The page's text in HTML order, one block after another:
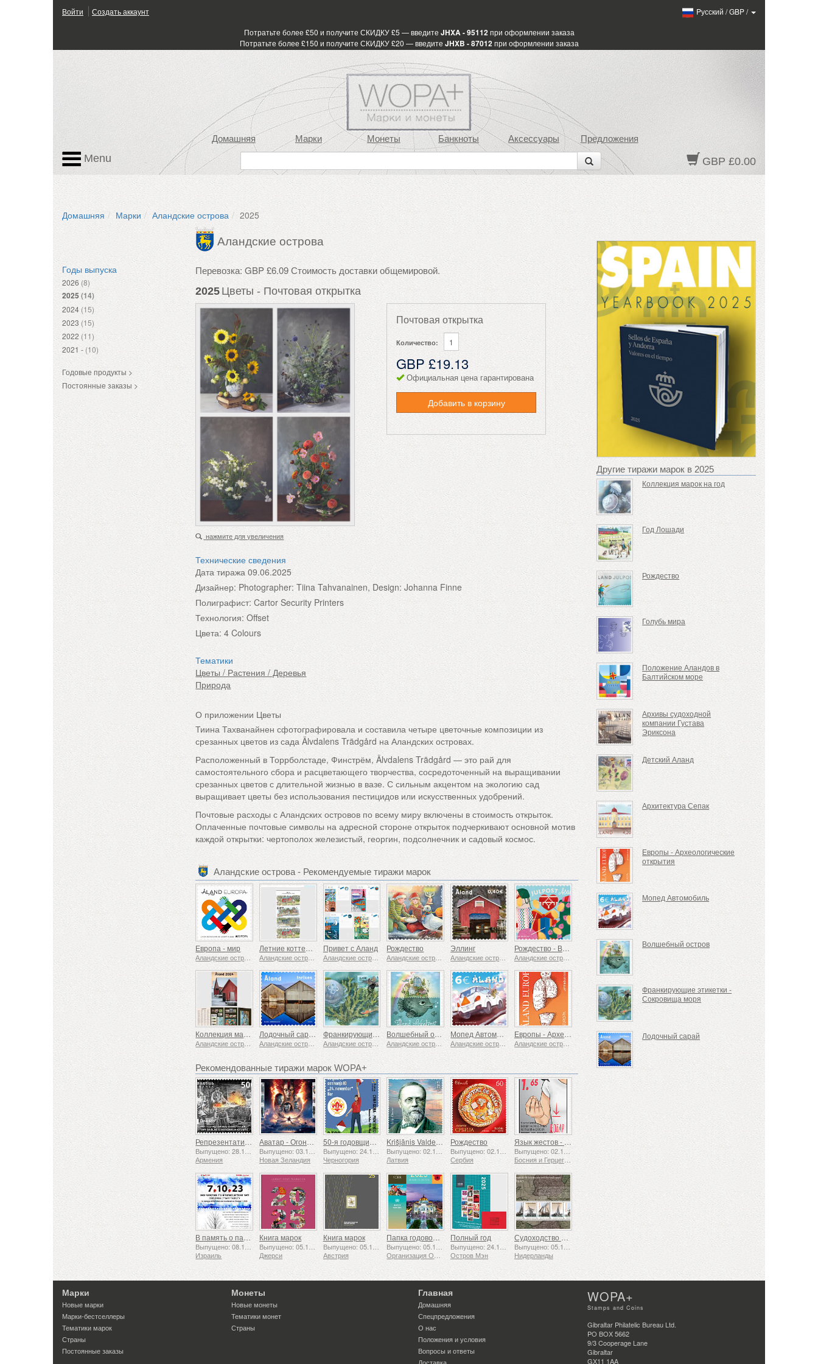
Войти Создать аккаунт Pусский /GBP/
Потратьте более £50 и получите СКИДКУ £5 — введите JHXA - 95112 при оформлении заказа
Потратьте более £150 и получите СКИДКУ £20 — введите JHXB - 87012 при оформлении заказа
Домашняя Марки Монеты Банкноты Аксессуары Предложения
GBP £0.00
Menu
Домашняя Марки Аландские острова 2025
Годы выпуска
2026 (8)
2025 (14)
2024 (15)
2023 (15)
2022 (11)
2021 -(10)
Годовые продукты >
Постоянные заказы >
Аландские острова
Перевозка: GBP £6.09 Стоимость доставки общемировой.
2025 Цветы - Почтовая открытка
нажмите для увеличения
Почтовая открытка
Количество:
GBP £19.13
Официальная цена гарантирована
Добавить в корзину
Технические сведения
Дата тиража 09.06.2025
Дизайнер: Photographer: Tiina Tahvanainen, Design: Johanna Finne
Полиграфист: Cartor Security Printers
Технология: Offset
Цвета: 4 Colours
Тематики
Цветы / Растения / Деревья
Природа
О приложении Цветы
Тиина Тахванайнен сфотографировала и составила четыре цветочные композиции из
срезанных цветов из сада Älvdalens Trädgård на Аландских островах.
Расположенный в Торрболстаде, Финстрём, Älvdalens Trädgård — это рай для
самостоятельного сбора и расцветающего творчества, сосредоточенный на выращивании
срезанных цветов с длительной жизнью в вазе. С сильным акцентом на экологию сад
выращивает цветы без использования пестицидов или искусственных удобрений.
Почтовые расходы с Аландских островов по всему миру включены в стоимость открыток.
Оплаченные почтовые символы на адресной стороне открыток подчеркивают основной мотив
каждой открытки: чертополох железистый, георгин, подсолнечник и садовый космос.
Аландские острова - Рекомендуемые тиражи марок
Европа - мир
Аландские острова
Летние коттеджи Привет с Аланд
Аландские острова
Рождество Эллинг Рождество - Вязание
Аландские острова
Коллекция марок на год
Аландские острова
Лодочный сарай
Аландские острова
Франкирующие этикетки - Сокровища моря
Аландские острова
Волшебный остров
Аландские острова
Мопед Автомобиль
Аландские острова
Европы - Археологические открытия
Аландские острова
Рекомендованные тиражи марок WOPA+
Репрезентативный список нематериального культурного наследия человечества ЮНЕСКО — Традиция кузнечного дела в Гюмри
Армения
Аватар - Огонь и пепел
Новая Зеландия
50-я годовщина основания Ассоциации скаутов «24 ноября»
Черногория
Krišjānis Valdemārs
Латвия
Рождество
Сербия
Язык жестов - Хорошо
Выпущено: 02.12.2025
Босния и Герцеговина - Республика Сербская
В память о павших и убиенных 7 октября 2023 года
Выпущено: 08.10.2025
Израиль
Книга марок
Джерси
Книга марок
Австрия
Папка годовой коллекции (Нью-Йорк) Полный год
Остров Мэн
Судоходство в XVII и XVIII веках – Торфяные перевозки
Нидерланды
Другие тиражи марок в 2025
Коллекция марок на год
Год Лошади
Рождество
Голубь мира
Положение Аландов в
Балтийском море
Архивы судоходной
компании Густава
Эриксона
Детский Аланд
Архитектура Сепак
Европы - Археологические
открытия
Мопед Автомобиль
Волшебный остров
Франкирующие этикетки -
Сокровища моря
Лодочный сарай
Марки
Новые марки
Марки-бестселлеры
Тематики марок
Страны
Постоянные заказы
Монеты
Новые монеты
Тематики монет
Страны
Главная
Домашняя
Спецпредложения
О нас
Положения и условия
Вопросы и ответы
WOPA+
Stamps and Coins
Gibraltar Philatelic Bureau Ltd.
PO BOX 5662
9/3 Cooperage Lane
Gibraltar
GX11 1AA